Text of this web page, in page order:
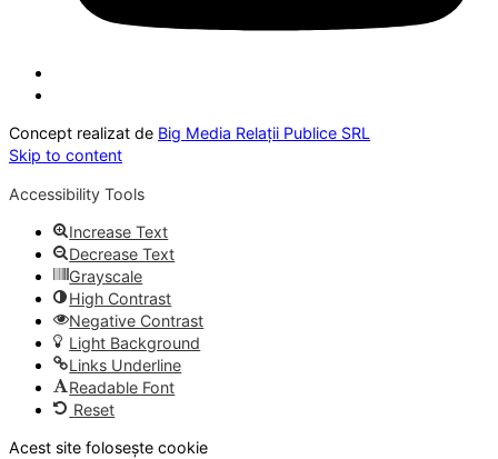
Concept realizat de Big Media Relații Publice SRL
Skip to content
Accessibility Tools
Increase Text
Decrease Text
Grayscale
High Contrast
Negative Contrast
Light Background
Links Underline
Readable Font
Reset
Acest site folosește cookie